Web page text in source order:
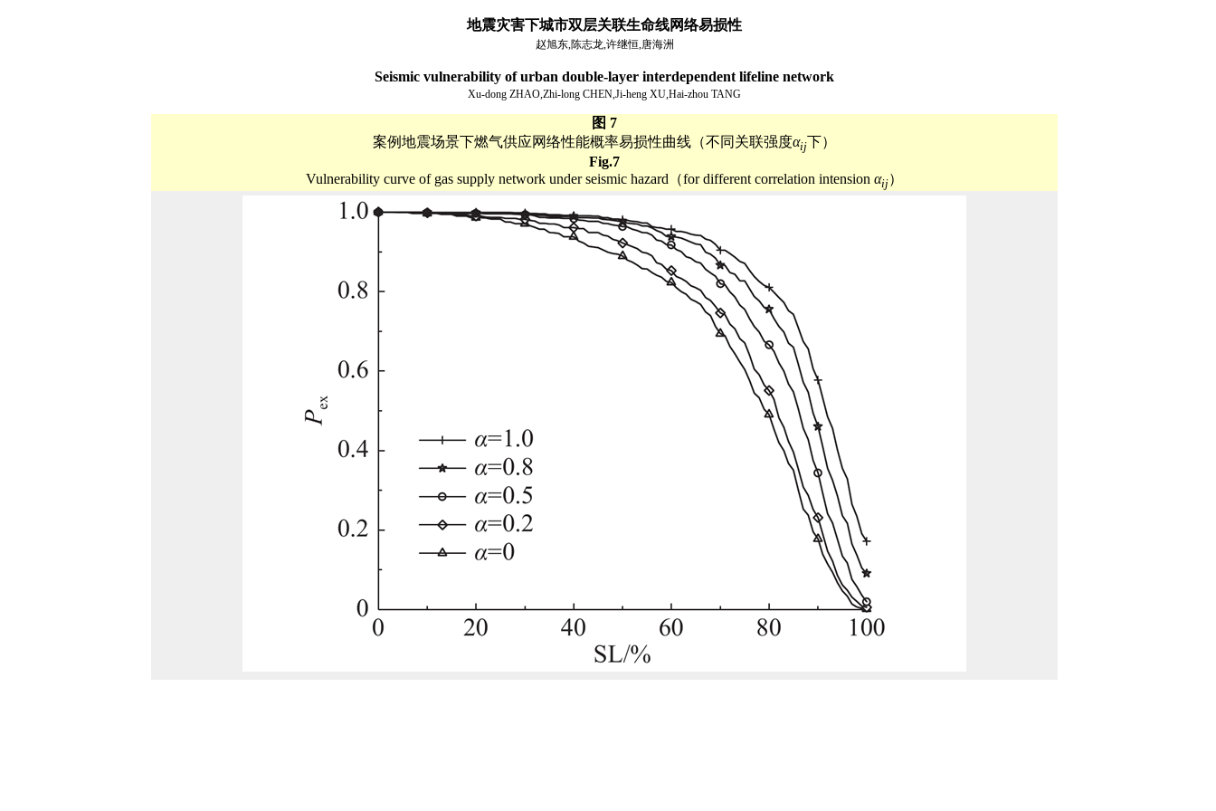
地震灾害下城市双层关联生命线网络易损性
赵旭东,陈志龙,许继恒,唐海洲
Seismic vulnerability of urban double-layer interdependent lifeline network
Xu-dong ZHAO,Zhi-long CHEN,Ji-heng XU,Hai-zhou TANG
图 7
案例地震场景下燃气供应网络性能概率易损性曲线（不同关联强度αij下）
Fig.7
Vulnerability curve of gas supply network under seismic hazard（for different correlation intension αij）